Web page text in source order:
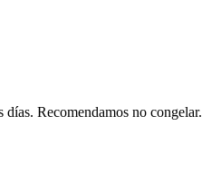
días. Recomendamos no congelar.